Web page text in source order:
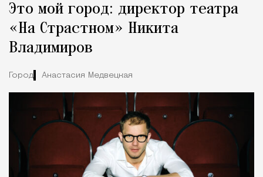
Это мой город: директор театра
«На Страстном» Никита
Владимиров
Город Анастасия Медвецкая